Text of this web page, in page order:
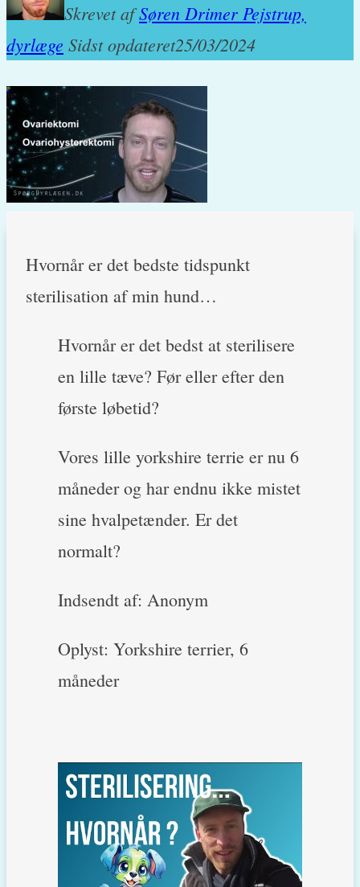
Skrevet afSøren Drimer Pejstrup,
dyrlæge Sidst opdateret25/03/2024
Hvornår er det bedste tidspunkt
sterilisation af min hund…
Hvornår er det bedst at sterilisere
en lille tæve? Før eller efter den
første løbetid?
Vores lille yorkshire terrie er nu 6
måneder og har endnu ikke mistet
sine hvalpetænder. Er det
normalt?
Indsendt af: Anonym
Oplyst: Yorkshire terrier, 6
måneder